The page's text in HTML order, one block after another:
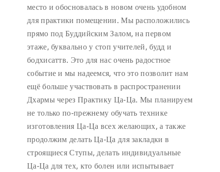
место и обосновалась в новом очень удобном
для практики помещении. Мы расположились
прямо под Буддийским Залом, на первом
этаже, буквально у стоп учителей, будд и
бодхисаттв. Это для нас очень радостное
событие и мы надеемся, что это позволит нам
ещё больше участвовать в распространении
Дхармы через Практику Ца-Ца. Мы планируем
не только по-прежнему обучать технике
изготовления Ца-Ца всех желающих, а также
продолжим делать Ца-Ца для закладки в
строящиеся Ступы, делать индивидуальные
Ца-Ца для тех, кто болен или испытывает